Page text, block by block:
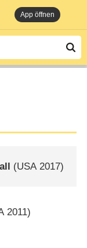
App öffnen
(USA2017)
2011)